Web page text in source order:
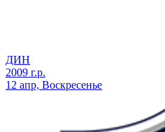
ДИН
2009 г.р.
12 апр, Воскресенье